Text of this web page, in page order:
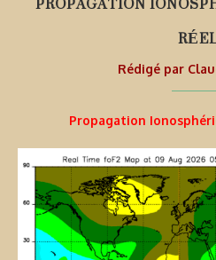
Rédigé par
Propagation